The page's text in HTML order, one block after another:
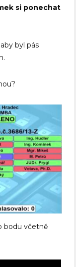
si ponechat
byl pás
bodu včetně